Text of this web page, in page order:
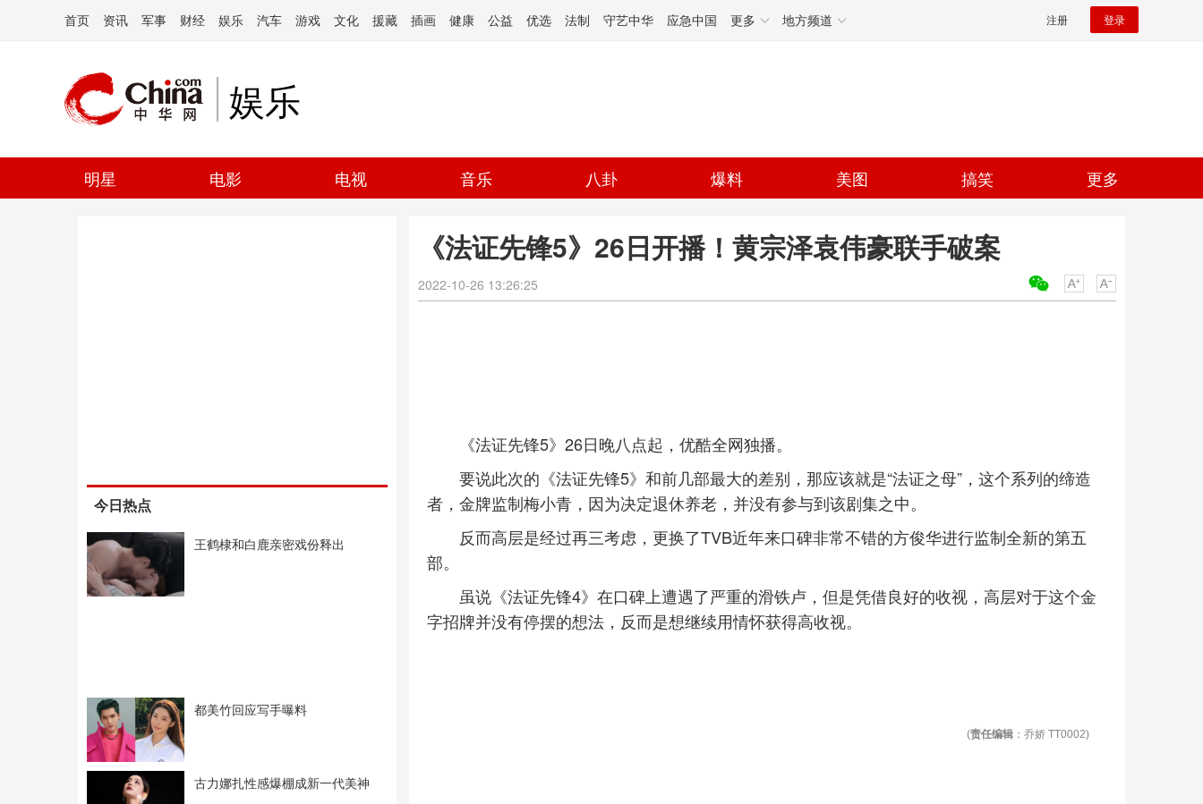
首页 资讯 军事 财经 娱乐 汽车 游戏 文化 援藏 插画 健康 公益 优选 法制 守艺中华 应急中国 更多 地方频道 注册 登录
娱乐
明星 电影 电视 音乐 八卦 爆料 美图 搞笑 更多
今日热点
王鹤棣和白鹿亲密戏份释出
都美竹回应写手曝料
古力娜扎性感爆棚成新一代美神
《法证先锋5》26日开播！黄宗泽袁伟豪联手破案
2022-10-26 13:26:25
《法证先锋5》26日晚八点起，优酷全网独播。
要说此次的《法证先锋5》和前几部最大的差别，那应该就是“法证之母”，这个系列的缔造
者，金牌监制梅小青，因为决定退休养老，并没有参与到该剧集之中。
反而高层是经过再三考虑，更换了TVB近年来口碑非常不错的方俊华进行监制全新的第五
部。
虽说《法证先锋4》在口碑上遭遇了严重的滑铁卢，但是凭借良好的收视，高层对于这个金
字招牌并没有停摆的想法，反而是想继续用情怀获得高收视。
(责任编辑 ：乔娇 TT0002)